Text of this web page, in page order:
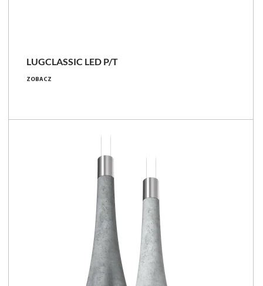
LUGCLASSIC LED P/T
ZOBACZ